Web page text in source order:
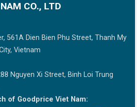
CO., LTD
561A Dien Bien Phu Street, Thanh My
Vietnam
Nguyen Xi Street, Binh Loi Trung
of Goodprice Viet Nam: